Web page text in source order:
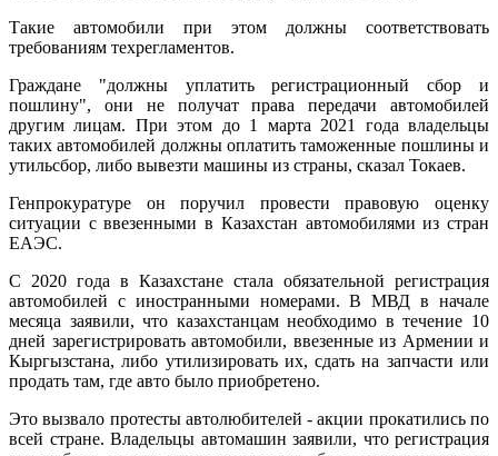
Такие автомобили при этом должны соответствовать
требованиям техрегламентов.
Граждане "должны уплатить регистрационный сбор и
пошлину", они не получат права передачи автомобилей
другим лицам. При этом до 1 марта 2021 года владельцы
таких автомобилей должны оплатить таможенные пошлины и
утильсбор, либо вывезти машины из страны, сказал Токаев.
Генпрокуратуре он поручил провести правовую оценку
ситуации с ввезенными в Казахстан автомобилями из стран
ЕАЭС.
С 2020 года в Казахстане стала обязательной регистрация
автомобилей с иностранными номерами. В МВД в начале
месяца заявили, что казахстанцам необходимо в течение 10
дней зарегистрировать автомобили, ввезенные из Армении и
Кыргызстана, либо утилизировать их, сдать на запчасти или
продать там, где авто было приобретено.
Это вызвало протесты автолюбителей - акции прокатились по
всей стране. Владельцы автомашин заявили, что регистрация